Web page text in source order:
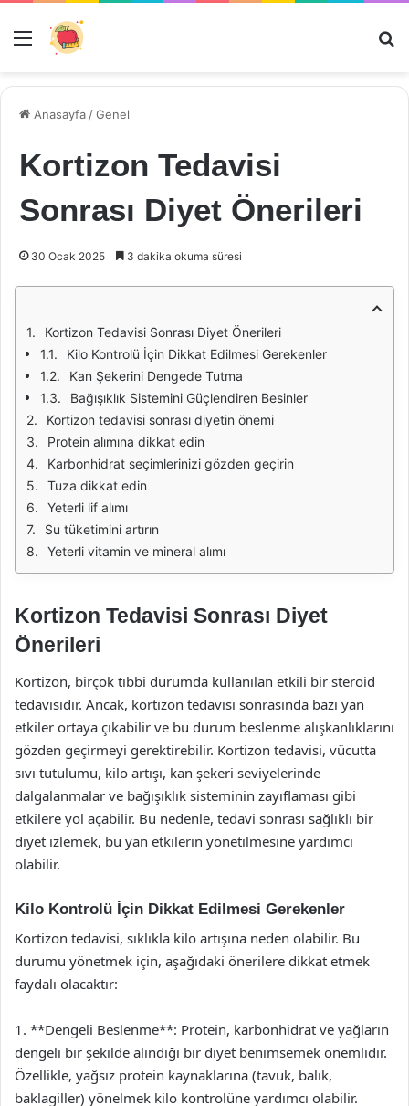
Menü
Anasayfa /Genel
Kortizon Tedavisi
Sonrası Diyet Önerileri
30 Ocak 2025 3 dakika okuma süresi
Kortizon Tedavisi Sonrası Diyet Önerileri
Kilo Kontrolü İçin Dikkat Edilmesi Gerekenler
Kan Şekerini Dengede Tutma
Bağışıklık Sistemini Güçlendiren Besinler
Kortizon tedavisi sonrası diyetin önemi
Protein alımına dikkat edin
Karbonhidrat seçimlerinizi gözden geçirin
Tuza dikkat edin
Yeterli lif alımı
Su tüketimini artırın
Yeterli vitamin ve mineral alımı
Kortizon Tedavisi Sonrası Diyet
Önerileri
Kortizon, birçok tıbbi durumda kullanılan etkili bir steroid
tedavisidir. Ancak, kortizon tedavisi sonrasında bazı yan
etkiler ortaya çıkabilir ve bu durum beslenme alışkanlıklarını
gözden geçirmeyi gerektirebilir. Kortizon tedavisi, vücutta
sıvı tutulumu, kilo artışı, kan şekeri seviyelerinde
dalgalanmalar ve bağışıklık sisteminin zayıflaması gibi
etkilere yol açabilir. Bu nedenle, tedavi sonrası sağlıklı bir
diyet izlemek, bu yan etkilerin yönetilmesine yardımcı
olabilir.
Kilo Kontrolü İçin Dikkat Edilmesi Gerekenler
Kortizon tedavisi, sıklıkla kilo artışına neden olabilir. Bu
durumu yönetmek için, aşağıdaki önerilere dikkat etmek
faydalı olacaktır:
1. **Dengeli Beslenme**: Protein, karbonhidrat ve yağların
dengeli bir şekilde alındığı bir diyet benimsemek önemlidir.
Özellikle, yağsız protein kaynaklarına (tavuk, balık,
baklagiller) yönelmek kilo kontrolüne yardımcı olabilir.